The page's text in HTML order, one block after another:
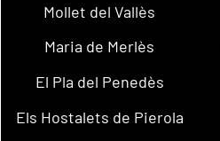
Mollet del Vallès
Maria de Merlès
El Pla del Penedès
Els Hostalets de Pierola